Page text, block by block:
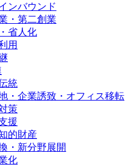
ンバウンド
・第二創業
省人化
用
統
・企業誘致・オフィス移転
策
援
的財産
・新分野展開
化